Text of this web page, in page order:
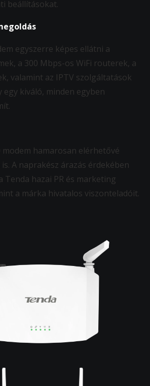
beállításokat.
egyszerre képes ellátni a
a 300 Mbps-os WiFi routerek, a
valamint az IPTV szolgáltatások
kiváló, minden egyben
modem hamarosan elérhetővé
A naprakész árazás érdekében
Tenda hazai PR és marketing
a márka hivatalos viszonteladóit.